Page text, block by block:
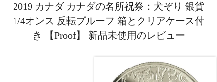
2019 カナダ カナダの名所祝祭：犬ぞり 銀貨
1/4オンス 反転プルーフ 箱とクリアケース付
き 【Proof】 新品未使用のレビュー